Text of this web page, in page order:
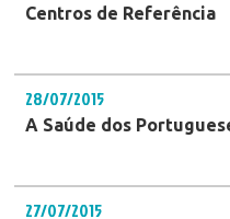
Centros de Referência
28/07/2015
A Saúde dos
27/07/2015